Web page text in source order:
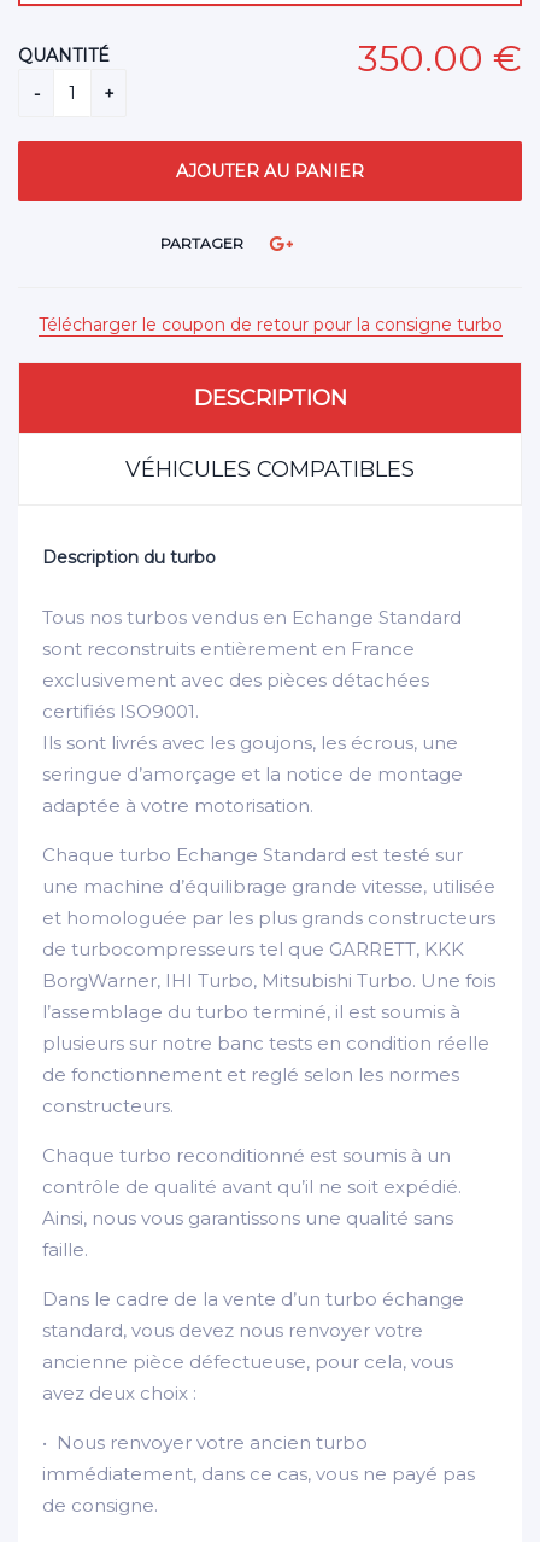
350.00 €
QUANTITÉ
PARTAGER
Télécharger le coupon de retour pour la consigne turbo
DESCRIPTION
VÉHICULES COMPATIBLES
Description du turbo
Tous nos turbos vendus en Echange Standard
sont reconstruits entièrement en France
exclusivement avec des pièces détachées
certifiés ISO9001.
Ils sont livrés avec les goujons, les écrous, une
seringue d’amorçage et la notice de montage
adaptée à votre motorisation.
Chaque turbo Echange Standard est testé sur
une machine d’équilibrage grande vitesse, utilisée
et homologuée par les plus grands constructeurs
de turbocompresseurs tel que GARRETT, KKK
BorgWarner, IHI Turbo, Mitsubishi Turbo. Une fois
l’assemblage du turbo terminé, il est soumis à
plusieurs sur notre banc tests en condition réelle
de fonctionnement et reglé selon les normes
constructeurs.
Chaque turbo reconditionné est soumis à un
contrôle de qualité avant qu’il ne soit expédié.
Ainsi, nous vous garantissons une qualité sans
faille.
Dans le cadre de la vente d’un turbo échange
standard, vous devez nous renvoyer votre
ancienne pièce défectueuse, pour cela, vous
avez deux choix :
• Nous renvoyer votre ancien turbo
immédiatement, dans ce cas, vous ne payé pas
de consigne.